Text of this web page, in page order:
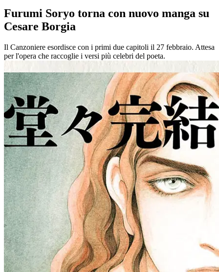
Furumi Soryo torna con nuovo manga su
Cesare Borgia
Il Canzoniere esordisce con i primi due capitoli il 27 febbraio. Attesa
per l'opera che raccoglie i versi più celebri del poeta.